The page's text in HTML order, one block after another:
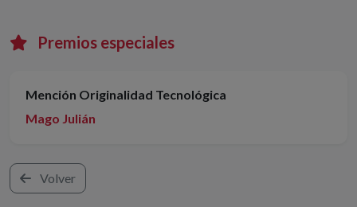
Premios especiales
Mención Originalidad Tecnológica
Mago Julián
Volver